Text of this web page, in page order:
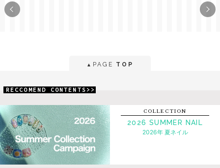
▲ PAGE TOP
RECCOMEND CONTENTS>>
COLLECTION
2026 SUMMER NAIL
2026年 夏ネイル